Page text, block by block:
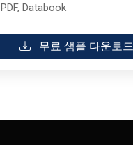
PDF, Databook
무료 샘플 다운로드